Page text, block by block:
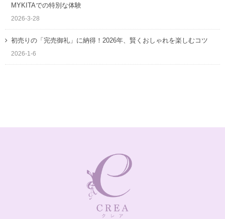
MYKITAでの特別な体験
2026-3-28
初売りの「完売御礼」に納得！2026年、賢くおしゃれを楽しむコツ
2026-1-6